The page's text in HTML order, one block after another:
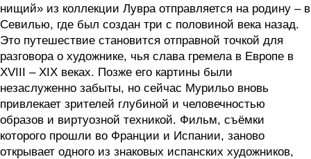
нищий» из коллекции Лувра отправляется на родину – в
Севилью, где был создан три с половиной века назад.
Это путешествие становится отправной точкой для
разговора о художнике, чья слава гремела в Европе в
XVIII – XIX веках. Позже его картины были
незаслуженно забыты, но сейчас Мурильо вновь
привлекает зрителей глубиной и человечностью
образов и виртуозной техникой. Фильм, съёмки
которого прошли во Франции и Испании, заново
открывает одного из знаковых испанских художников,